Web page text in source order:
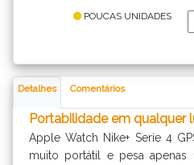
POUCAS UNIDADES
Detalhes Comentários
Portabilidade em qualquer
Apple Watch Nike+ Serie 4
muito portátil e pesa apenas